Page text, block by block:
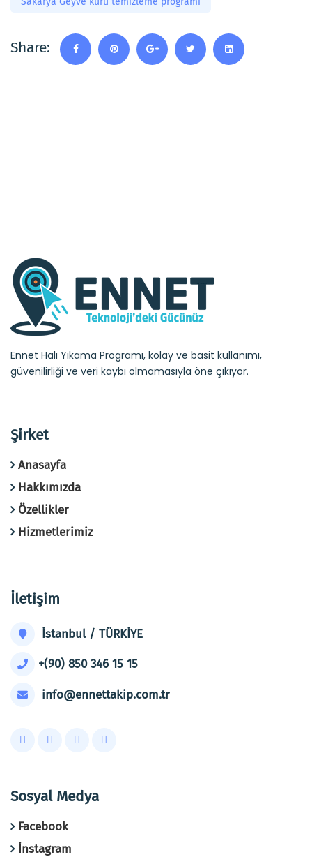
Share:
Ennet Halı Yıkama Programı, kolay ve basit kullanımı,
güvenilirliği ve veri kaybı olmamasıyla öne çıkıyor.
Şirket
Anasayfa
Hakkımızda
Özellikler
Hizmetlerimiz
İletişim
İstanbul / TÜRKİYE
+(90) 850 346 15 15
info@ennettakip.com.tr
Sosyal Medya
Facebook
İnstagram